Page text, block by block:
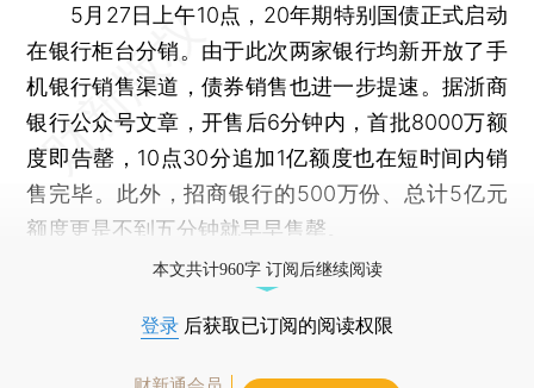
5月27日上午10点，20年期特别国债正式启动
在银行柜台分销。由于此次两家银行均新开放了手
机银行销售渠道，债券销售也进一步提速。据浙商
银行公众号文章，开售后6分钟内，首批8000万额
度即告罄，10点30分追加1亿额度也在短时间内销
售完毕。此外，招商银行的500万份、总计5亿元
额度更是不到五分钟就早早售罄。
本文共计960字 订阅后继续阅读
登录 后获取已订阅的阅读权限